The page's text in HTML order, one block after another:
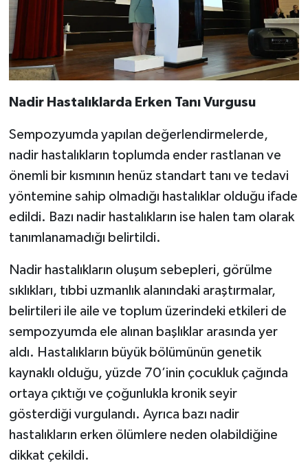
Nadir Hastalıklarda Erken Tanı Vurgusu
Sempozyumda yapılan değerlendirmelerde,
nadir hastalıkların toplumda ender rastlanan ve
önemli bir kısmının henüz standart tanı ve tedavi
yöntemine sahip olmadığı hastalıklar olduğu ifade
edildi. Bazı nadir hastalıkların ise halen tam olarak
tanımlanamadığı belirtildi.
Nadir hastalıkların oluşum sebepleri, görülme
sıklıkları, tıbbi uzmanlık alanındaki araştırmalar,
belirtileri ile aile ve toplum üzerindeki etkileri de
sempozyumda ele alınan başlıklar arasında yer
aldı. Hastalıkların büyük bölümünün genetik
kaynaklı olduğu, yüzde 70’inin çocukluk çağında
ortaya çıktığı ve çoğunlukla kronik seyir
gösterdiği vurgulandı. Ayrıca bazı nadir
hastalıkların erken ölümlere neden olabildiğine
dikkat çekildi.